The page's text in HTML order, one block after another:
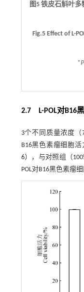
图5 铁皮石斛叶
Fig.5 Effect of L-
*P
2.7 L-POL对B16
3个不同质量浓度（
B16黑色素瘤细胞活
6），与对照组（
POL对B16黑色素瘤